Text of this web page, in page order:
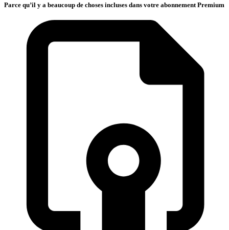
Parce qu’il y a beaucoup de choses incluses dans votre abonnement Premium